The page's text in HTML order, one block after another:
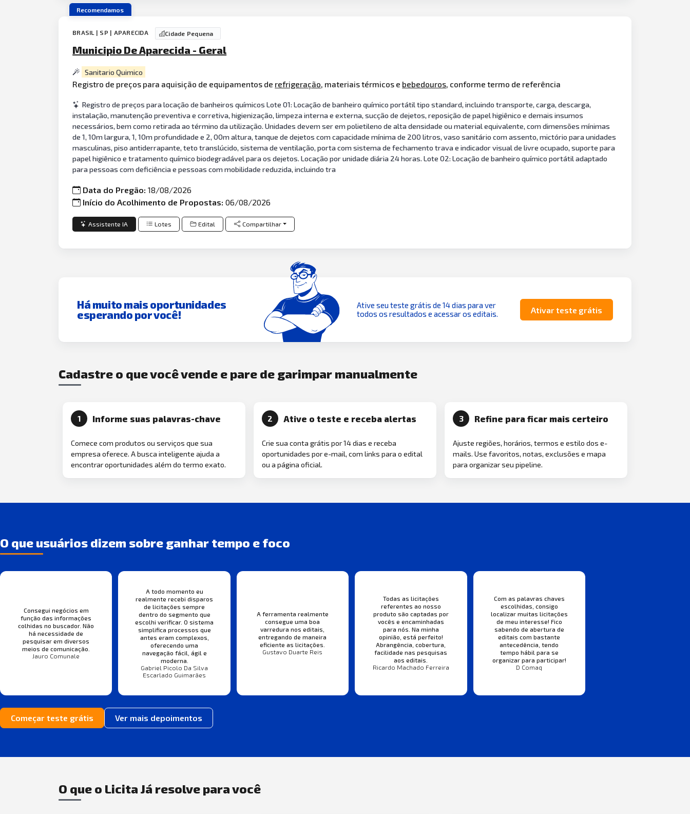
Recomendamos
BRASIL | SP | APARECIDA Cidade Pequena
Municipio De Aparecida - Geral
Sanitario Quimico
Registro de preços para aquisição de equipamentos de refrigeração , materiais térmicos e bebedouros , conforme termo de referência
Registro de preços para locação de banheiros químicos Lote 01: Locação de banheiro químico portátil tipo standard, incluindo transporte, carga, descarga,
instalação, manutenção preventiva e corretiva, higienização, limpeza interna e externa, sucção de dejetos, reposição de papel higiênico e demais insumos
necessários, bem como retirada ao término da utilização. Unidades devem ser em polietileno de alta densidade ou material equivalente, com dimensões mínimas
de 1, 10m largura, 1, 10m profundidade e 2, 00m altura, tanque de dejetos com capacidade mínima de 200 litros, vaso sanitário com assento, mictório para unidades
masculinas, piso antiderrapante, teto translúcido, sistema de ventilação, porta com sistema de fechamento trava e indicador visual de livre ocupado, suporte para
papel higiênico e tratamento químico biodegradável para os dejetos. Locação por unidade diária 24 horas. Lote 02: Locação de banheiro químico portátil adaptado
para pessoas com deficiência e pessoas com mobilidade reduzida, incluindo tra
Data do Pregão:18/08/2026
Início do Acolhimento de Propostas:06/08/2026
Assistente IA Lotes Edital Compartilhar
Há muito mais oportunidades
esperando por você!
Ative seu teste grátis de 14 dias para ver
todos os resultados e acessar os editais.
Ativar teste grátis
Cadastre o que você vende e pare de garimpar manualmente
1 Informe suas palavras-chave
Comece com produtos ou serviços que sua
empresa oferece. A busca inteligente ajuda a
encontrar oportunidades além do termo exato.
2 Ative o teste e receba alertas
Crie sua conta grátis por 14 dias e receba
oportunidades por e-mail, com links para o edital
ou a página oficial.
3 Refine para ficar mais certeiro
Ajuste regiões, horários, termos e estilo dos e-
mails. Use favoritos, notas, exclusões e mapa
para organizar seu pipeline.
O que usuários dizem sobre ganhar tempo e foco
Consegui negócios em
função das informações
colhidas no buscador. Não
há necessidade de
pesquisar em diversos
meios de comunicação.
Jauro Comunale
A todo momento eu
realmente recebi disparos
de licitações sempre
dentro do segmento que
escolhi verificar. O sistema
simplifica processos que
antes eram complexos,
oferecendo uma
navegação fácil, ágil e
moderna.
Gabriel Picolo Da Silva
Escarlado Guimarães
A ferramenta realmente
consegue uma boa
varredura nos editais,
entregando de maneira
eficiente as licitações.
Gustavo Duarte Reis
Todas as licitações
referentes ao nosso
produto são captadas por
vocês e encaminhadas
para nós. Na minha
opinião, está perfeito!
Abrangência, cobertura,
facilidade nas pesquisas
aos editais.
Ricardo Machado Ferreira
Com as palavras chaves
escolhidas, consigo
localizar muitas licitações
de meu interesse! Fico
sabendo de abertura de
editais com bastante
antecedência, tendo
tempo hábil para se
organizar para participar!
D Comaq
Começar teste grátis Ver mais depoimentos
O que o Licita Já resolve para você